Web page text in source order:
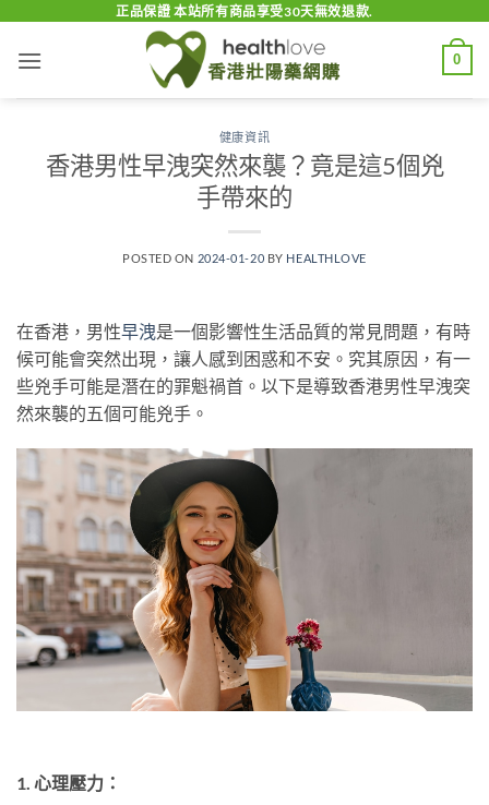
content
正品保證 本站所有商品享受30天無效退款.
0
健康資訊
香港男性早洩突然來襲？竟是這5個兇
手帶來的
POSTED ON 2024-01-20 BY HEALTHLOVE
在香港，男性早洩是一個影響性生活品質的常見問題，有時
候可能會突然出現，讓人感到困惑和不安。究其原因，有一
些兇手可能是潛在的罪魁禍首。以下是導致香港男性早洩突
然來襲的五個可能兇手。
1. 心理壓力：